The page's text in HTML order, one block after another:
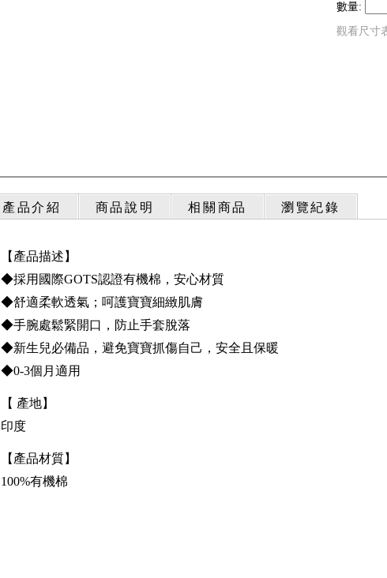
數量:
觀看尺寸
產品介紹 商品說明 相關商品 瀏覽紀錄
【產品描述】
◆採用國際GOTS認證有機棉，安心材質
◆舒適柔軟透氣；呵護寶寶細緻肌膚
◆手腕處鬆緊開口，防止手套脫落
◆新生兒必備品，避免寶寶抓傷自己，安全且保暖
◆0-3個月適用
【 產地】
印度
【產品材質】
100%有機棉